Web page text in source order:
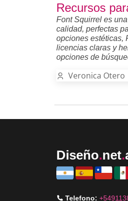
Recursos
Font Squirrel es
calidad, perfectas
opciones estéticas,
licencias claras y
opciones de
Veronica Otero
Diseño.net.
Telefono: